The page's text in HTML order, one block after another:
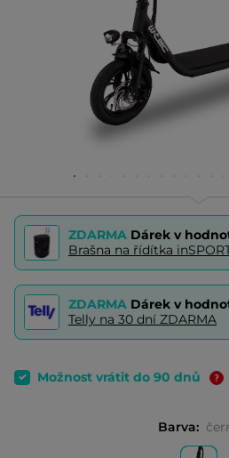
ZDARMA Dárek v
Brašna na řídítka
ZDARMA Dárek v
Telly na 30 dní ZDARMA
Možnost vrátit do 90 dnů
Barva: